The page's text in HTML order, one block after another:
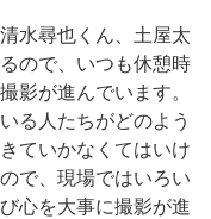
水尋也くん、土屋太
ので、いつも休憩時
影が進んでいます。
る人たちがどのよう
ていかなくてはいけ
で、現場ではいろい
心を大事に撮影が進